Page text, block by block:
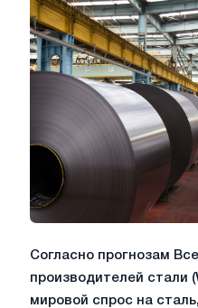
Согласно прогнозам
производителей стали
мировой спрос на